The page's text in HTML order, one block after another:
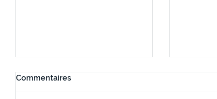
Commentaires